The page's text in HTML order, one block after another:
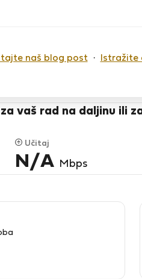
naš blog post· Istražite
Residential and service
vaš rad na daljinu ili
Učitaj
N/A Mbps